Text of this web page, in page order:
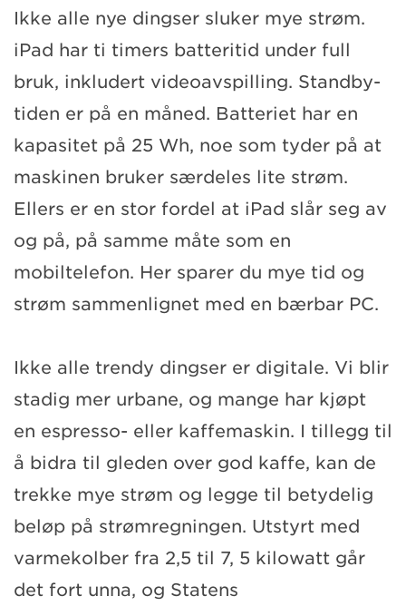
Ikke alle nye dingser sluker mye strøm.
iPad har ti timers batteritid under full
bruk, inkludert videoavspilling. Standby-
tiden er på en måned. Batteriet har en
kapasitet på 25 Wh, noe som tyder på at
maskinen bruker særdeles lite strøm.
Ellers er en stor fordel at iPad slår seg av
og på, på samme måte som en
mobiltelefon. Her sparer du mye tid og
strøm sammenlignet med en bærbar PC.
Ikke alle trendy dingser er digitale. Vi blir
stadig mer urbane, og mange har kjøpt
en espresso- eller kaffemaskin. I tillegg til
å bidra til gleden over god kaffe, kan de
trekke mye strøm og legge til betydelig
beløp på strømregningen. Utstyrt med
varmekolber fra 2,5 til 7, 5 kilowatt går
det fort unna, og Statens